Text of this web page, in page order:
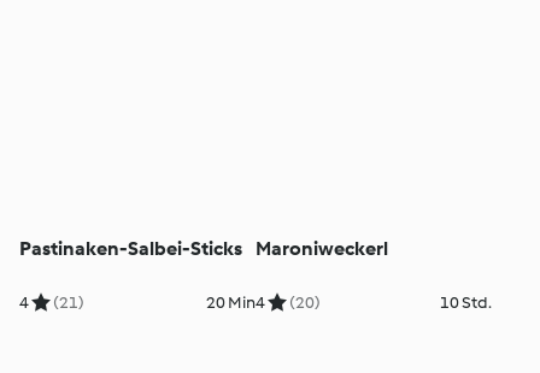
Pastinaken-Salbei-Sticks
4 (21) 20 Min
Maroniweckerl
4 (20) 10 Std.